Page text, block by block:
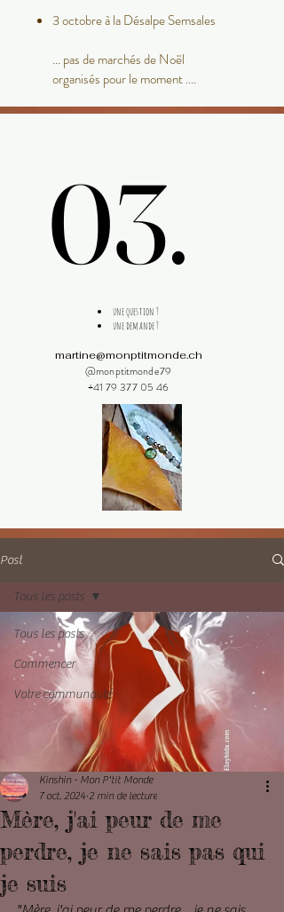
3 octobre à la Désalpe Semsales
... pas de marchés de Noël
organisés pour le moment ....
03.
03.
une question ?
une demande ?
martine@monptitmonde.ch
@monptitmonde79
+41 79 377 05 46
Post
Tous les posts
Commencer
Votre communauté
Tous les posts
Mère, j'ai peur de me
perdre, je ne sais pas qui
je suis
Kinshin - Mon P'tit Monde
7 oct. 2024 2 min de lecture